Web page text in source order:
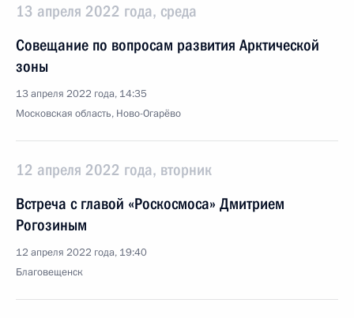
13 апреля 2022 года, среда
Совещание по вопросам развития Арктической
зоны
13 апреля 2022 года, 14:35
Московская область, Ново-Огарёво
12 апреля 2022 года, вторник
Встреча с главой «Роскосмоса» Дмитрием
Рогозиным
12 апреля 2022 года, 19:40
Благовещенск